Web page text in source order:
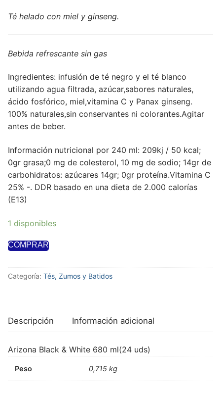
Té helado con miel y ginseng.
Bebida refrescante sin gas
Ingredientes: infusión de té negro y el té blanco
utilizando agua filtrada, azúcar,sabores naturales,
ácido fosfórico, miel,vitamina C y Panax ginseng.
100% naturales,sin conservantes ni colorantes.Agitar
antes de beber.
Información nutricional por 240 ml: 209kj / 50 kcal;
0gr grasa;0 mg de colesterol, 10 mg de sodio; 14gr de
carbohidratos: azúcares 14gr; 0gr proteína.Vitamina C
25% -. DDR basado en una dieta de 2.000 calorías
(E13)
1 disponibles
COMPRAR
Categoría: Tés, Zumos y Batidos
Descripción Información adicional
Arizona Black & White 680 ml(24 uds)
Peso 0,715 kg